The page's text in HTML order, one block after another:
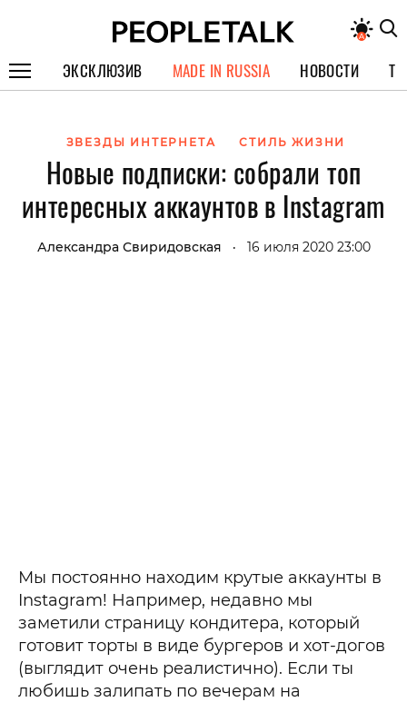
ЭКСКЛЮЗИВ
СПЕЦПРОЕКТЫ
ИНТЕРВЬЮ
ПОКОЛЕНИЕ
MADE IN RUSSIA НОВОСТИ
ЗВЕЗДЫ ИНТЕРНЕТА СТИЛЬ ЖИЗНИ
Новые подписки: собрали топ
интересных аккаунтов в Instagram
Александра Свиридовская • 16 июля 2020 23:00
Мы постоянно находим крутые аккаунты в
Instagram! Например, недавно мы
заметили страницу кондитера, который
готовит торты в виде бургеров и хот-догов
(выглядит очень реалистично). Если ты
любишь залипать по вечерам на